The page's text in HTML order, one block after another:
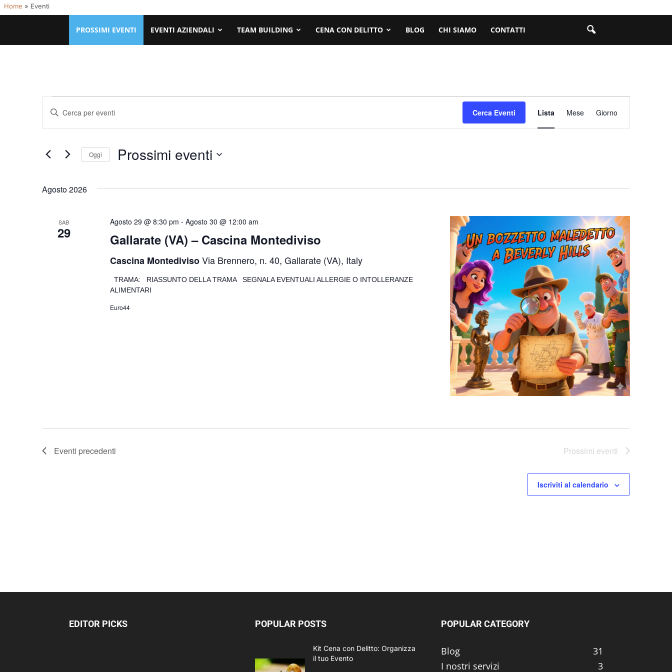
Home » Eventi
PROSSIMI EVENTI EVENTI AZIENDALI TEAM BUILDING CENA CON DELITTO BLOG CHI SIAMO CONTATTI
Eventi
Ricerca
viste
Inserisci
Cerca
per
Cerca Eventi
Viste
Lista Mese Giorno
Oggi Prossimi eventi
la
Agosto 2026
SAB
29 Gallarate (VA) – Cascina Montediviso
Agosto 29 @ 8:30 pm - Agosto 30 @ 12:00 am
Cascina MontedivisoVia Brennero, n. 40, Gallarate (VA), Italy
TRAMA: RIASSUNTO DELLA TRAMA SEGNALA EVENTUALI ALLERGIE O INTOLLERANZE
ALIMENTARI
Euro44
Eventi precedenti Prossimi eventi
Iscriviti al calendario
EDITOR PICKS POPULAR POSTS
Kit Cena con Delitto: Organizza
il tuo Evento
POPULAR CATEGORY
Blog
31
I nostri servizi
3